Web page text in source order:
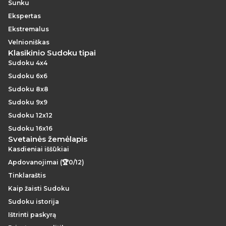
Sunku
Ekspertas
Ekstremalus
Velnioniškas
Klasikinio Sudoku tipai
Sudoku 4x4
Sudoku 6x6
Sudoku 8x8
Sudoku 9x9
Sudoku 12x12
Sudoku 16x16
Svetainės žemėlapis
Kasdieniai iššūkiai
Apdovanojimai (🏆0/12)
Tinklaraštis
Kaip žaisti Sudoku
Sudoku istorija
Ištrinti paskyrą